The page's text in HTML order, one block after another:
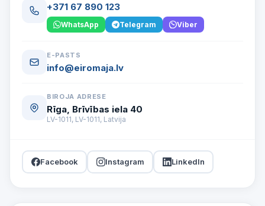
+371 67 890 123
WhatsApp Telegram Viber
E-PASTS
info@eiromaja.lv
BIROJA ADRESE
Rīga, Brīvības iela 40
LV-1011, LV-1011, Latvija
Facebook Instagram LinkedIn